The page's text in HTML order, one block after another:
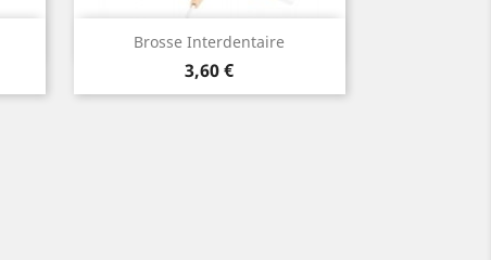
Brosse Interdentaire
Pris
3,60 €
Snabbvy